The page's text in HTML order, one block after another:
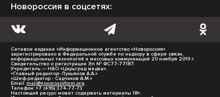
Новороссия в соцсетях:
Сетевое издание «Информационное агентство «Новороссия»
зарегистрировано в Федеральной службе по надзору в сфере связи,
информационных технологий и массовых коммуникаций 20 ноября 2019 г.
Свидетельство о регистрации Эл № ФС77-77187.
Учредитель — НАО «Царьград медиа».
«Главный редактор- Лукьянов А.А.»
«Шеф-редактор - Садчиков А.М.»
Email: mail@novorosinform.org
Телефон: +7 (495) 374-77-73
Настоящий ресурс может содержать материалы 18+.